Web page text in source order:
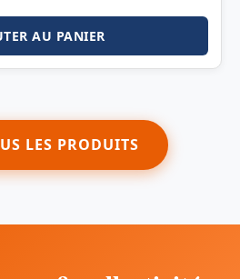
AU PANIER
LES PRODUITS